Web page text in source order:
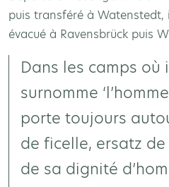
puis transféré à
évacué à Ravensbrück puis
Dans les camps où
surnomme
porte toujours
de ficelle, ersatz
de sa dignité